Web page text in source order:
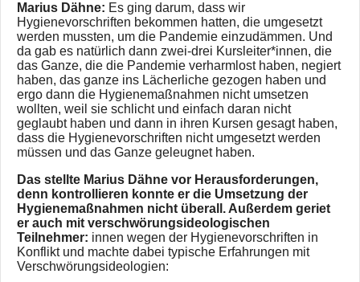
Marius Dähne: Es ging darum, dass wir
Hygienevorschriften bekommen hatten, die umgesetzt
werden mussten, um die Pandemie einzudämmen. Und
da gab es natürlich dann zwei-drei Kursleiter*innen, die
das Ganze, die die Pandemie verharmlost haben, negiert
haben, das ganze ins Lächerliche gezogen haben und
ergo dann die Hygienemaßnahmen nicht umsetzen
wollten, weil sie schlicht und einfach daran nicht
geglaubt haben und dann in ihren Kursen gesagt haben,
dass die Hygienevorschriften nicht umgesetzt werden
müssen und das Ganze geleugnet haben.
Das stellte Marius Dähne vor Herausforderungen,
denn kontrollieren konnte er die Umsetzung der
Hygienemaßnahmen nicht überall. Außerdem geriet
er auch mit verschwörungsideologischen
Teilnehmer: innen wegen der Hygienevorschriften in
Konflikt und machte dabei typische Erfahrungen mit
Verschwörungsideologien: